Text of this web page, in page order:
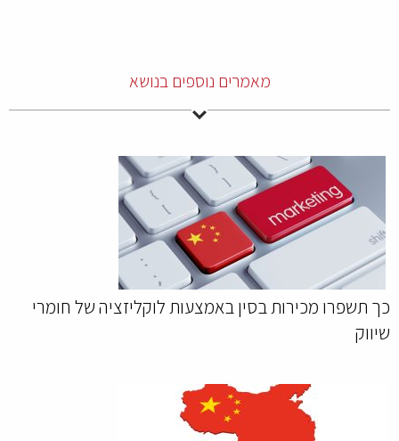
מאמרים נוספים בנושא
כך תשפרו מכירות בסין באמצעות לוקליזציה של חומרי
שיווק